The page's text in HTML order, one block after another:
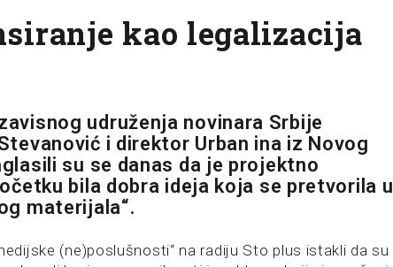
kao legalizacija
udruženja novinara Srbije
i direktor Urban ina iz Novog
su se danas da je projektno
bila dobra ideja koja se pretvorila u
materijala“.
(ne)poslušnosti“ na radiju Sto plus istakli da su